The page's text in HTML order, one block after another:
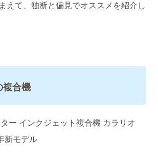
えて、独断と偏見でオススメを紹介し
複合機
ー インクジェット複合機 カラリオ
新モデル